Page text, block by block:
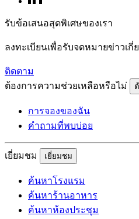
รับข้อเสนอสุดพิเศษของเรา
ลงทะเบียนเพื่อรับจดหมายข่าวเกี่
ติดตาม
ต้องการความช่วยเหลือหรือไม่
การจองของฉัน
คำถามที่พบบ่อย
เยี่ยมชม เยี่ยมชม
ค้นหาโรงแรม
ค้นหาร้านอาหาร
ค้นหาห้องประชุม